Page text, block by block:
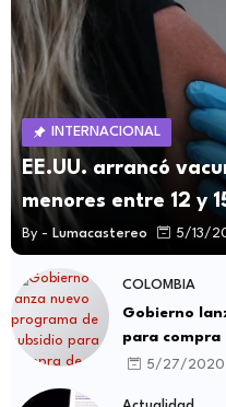
INTERNACIONAL
EE.UU. arrancó
menores entre 12 y
By - Lumacastereo 5/13/
COLOMBIA
Gobierno
para compra
5/27/2020